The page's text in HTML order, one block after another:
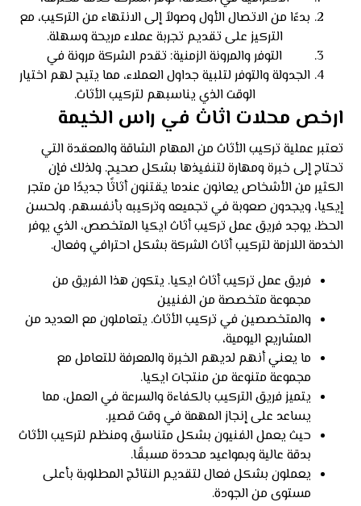
بدءًا من الاتصال الأول وصولاً إلى الانتهاء من التركيب، مع
التركيز على تقديم تجربة عملاء مريحة وسهلة.
التوفر والمرونة الزمنية: تقدم الشركة مرونة في
الجدولة والتوفر لتلبية جداول العملاء، مما يتيح لهم اختيار
الوقت الذي يناسبهم لتركيب الأثاث.
ارخص محلات اثاث في راس الخيمة
تعتبر عملية تركيب الأثاث من المهام الشاقة والمعقدة التي
تحتاج إلى خبرة ومهارة لتنفيذها بشكل صحيح. ولذلك فإن
الكثير من الأشخاص يعانون عندما يقتنون أثاثًا جديدًا من متجر
إيكيا، ويجدون صعوبة في تجميعه وتركيبه بأنفسهم. ولحسن
الحظ، يوجد فريق عمل تركيب أثاث ايكيا المتخصص، الذي يوفر
الخدمة اللازمة لتركيب أثاث الشركة بشكل احترافي وفعال.
فريق عمل تركيب أثاث ايكيا. يتكون هذا الفريق من
مجموعة متخصصة من الفنيين
والمتخصصين في تركيب الأثاث. يتعاملون مع العديد من
المشاريع اليومية،
ما يعني أنهم لديهم الخبرة والمعرفة للتعامل مع
مجموعة متنوعة من منتجات ايكيا.
يتميز فريق التركيب بالكفاءة والسرعة في العمل، مما
يساعد على إنجاز المهمة في وقت قصير.
حيث يعمل الفنيون بشكل متناسق ومنظم لتركيب الأثاث
بدقة عالية وبمواعيد محددة مسبقًا.
يعملون بشكل فعال لتقديم النتائج المطلوبة بأعلى
مستوى من الجودة.